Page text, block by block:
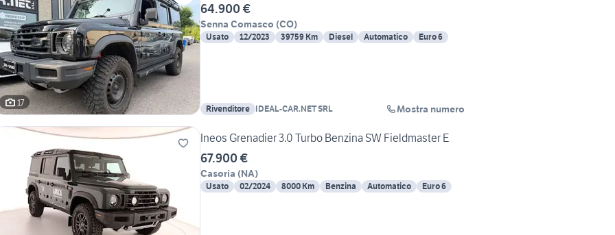
17
64.900 €
Senna Comasco (CO)
Usato 12/2023 39759 Km Diesel Automatico Euro 6
Rivenditore IDEAL-CAR.NET SRL Mostra numero
Ineos Grenadier 3.0 Turbo Benzina SW Fieldmaster E
67.900 €
Casoria (NA)
Usato 02/2024 8000 Km Benzina Automatico Euro 6